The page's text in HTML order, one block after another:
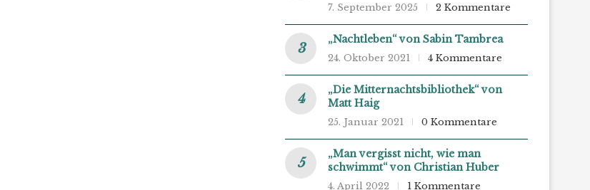
7. September 2025 2 Kommentare
„Nachtleben“ von Sabin Tambrea
24. Oktober 2021 4 Kommentare
„Die Mitternachtsbibliothek“ von
Matt Haig
25. Januar 2021 0 Kommentare
„Man vergisst nicht, wie man
schwimmt“ von Christian Huber
4. April 2022 1 Kommentare